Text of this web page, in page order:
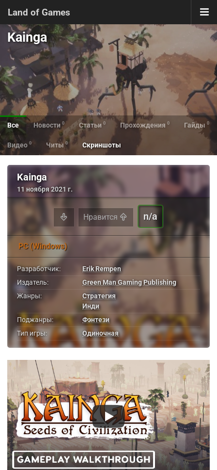
Land of Games
Kainga
Все Новости 0 Статьи 0 Прохождения 0 Гайды 0
Видео 0 Читы 0 Скриншоты
Kainga
11 ноября 2021 г.
Нравится n/a
PC (Windows)
Разработчик:
Erik Rempen
Издатель:
Green Man Gaming Publishing
Жанры:
Стратегия
Инди
Поджанры:
Фэнтези
Тип игры:
Одиночная